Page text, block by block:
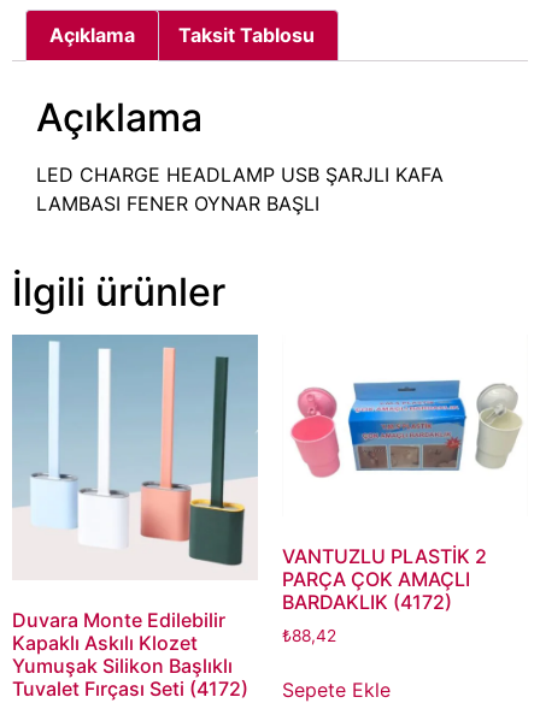
Açıklama Taksit Tablosu
Açıklama
LED CHARGE HEADLAMP USB ŞARJLI KAFA
LAMBASI FENER OYNAR BAŞLI
İlgili ürünler
Duvara Monte Edilebilir
Kapaklı Askılı Klozet
Yumuşak Silikon Başlıklı
Tuvalet Fırçası Seti (4172)
VANTUZLU PLASTİK 2
PARÇA ÇOK AMAÇLI
BARDAKLIK (4172)
₺88,42
Sepete Ekle